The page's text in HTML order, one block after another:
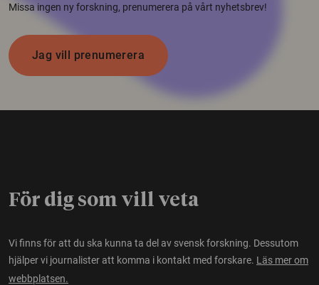
Missa ingen ny forskning, prenumerera på vårt nyhetsbrev!
Jag vill prenumerera
För dig som vill veta
Vi finns för att du ska kunna ta del av svensk forskning. Dessutom
hjälper vi journalister att komma i kontakt med forskare. Läs mer om
webbplatsen.